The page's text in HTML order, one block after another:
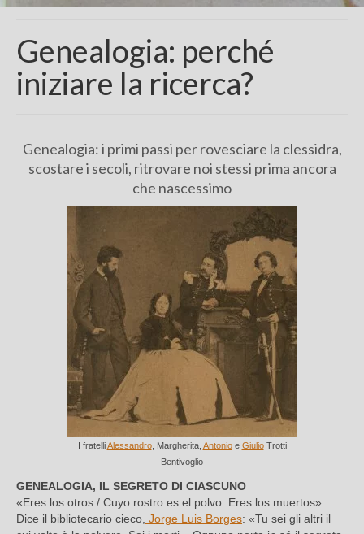
Genealogia
Aziende
FAQ
Genealogia: perché
iniziare la ricerca?
Genealogia: i primi passi per rovesciare la clessidra,
scostare i secoli, ritrovare noi stessi prima ancora
che nascessimo
I fratelliAlessandro, Margherita, Antonioe GiulioTrotti
Bentivoglio
GENEALOGIA, IL SEGRETO DI CIASCUNO
«Eres los otros / Cuyo rostro es el polvo. Eres los muertos».
Dice il bibliotecario cieco, Jorge Luis Borges: «Tu sei gli altri il